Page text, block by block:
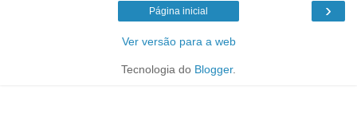
›
Página inicial
Ver versão para a web
Tecnologia do Blogger.